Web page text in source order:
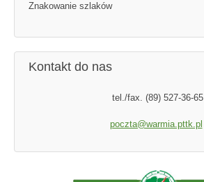
Znakowanie szlaków
Kontakt do nas
tel./fax. (89) 527-36-65
poczta@warmia.pttk.pl